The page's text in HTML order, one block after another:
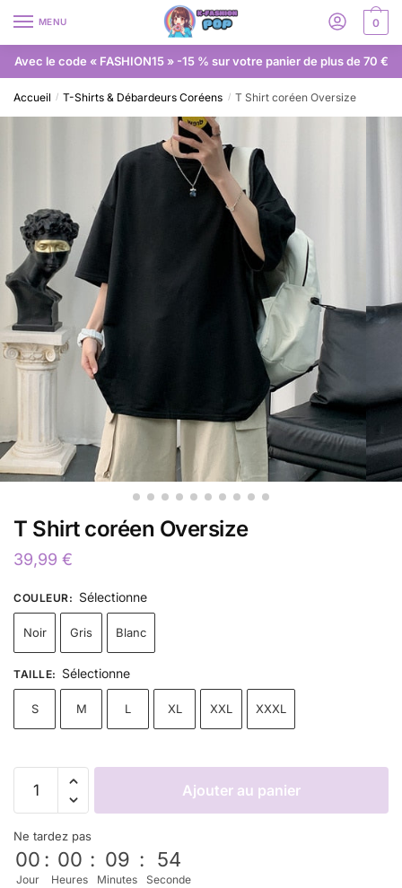
MENU 0
Avec le code « FASHION15 » -15 % sur votre panier de plus de 70 €
Accueil / T-Shirts & Débardeurs Coréens / T Shirt coréen Oversize
T Shirt coréen Oversize
39,99 €
COULEUR: Sélectionne
Noir Gris Blanc
TAILLE: Sélectionne
S M L XL XXL XXXL
Ajouter au panier
Ne tardez pas
00
Jour
: 00
Heures
: 09
Minutes
: 52
Seconde